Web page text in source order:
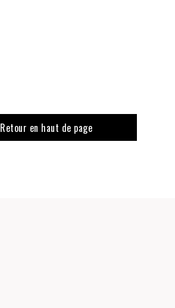
Retour en haut de page